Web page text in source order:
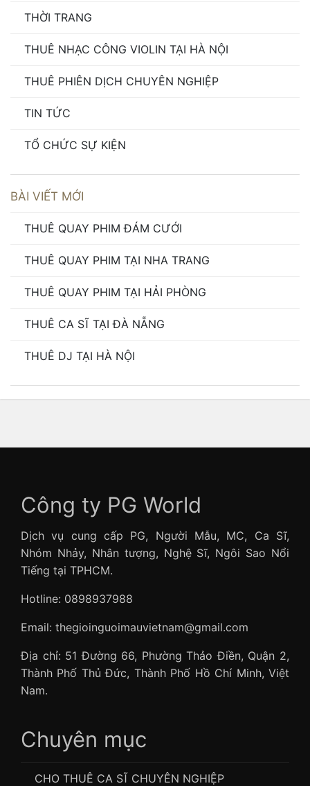
THỜI TRANG
THUÊ NHẠC CÔNG VIOLIN TẠI HÀ NỘI
THUÊ PHIÊN DỊCH CHUYÊN NGHIỆP
TIN TỨC
TỔ CHỨC SỰ KIỆN
BÀI VIẾT MỚI
THUÊ QUAY PHIM ĐÁM CƯỚI
THUÊ QUAY PHIM TẠI NHA TRANG
THUÊ QUAY PHIM TẠI HẢI PHÒNG
THUÊ CA SĨ TẠI ĐÀ NẴNG
THUÊ DJ TẠI HÀ NỘI
Công ty PG World
Dịch vụ cung cấp PG, Người Mẫu, MC, Ca Sĩ,
Nhóm Nhảy, Nhân tượng, Nghệ Sĩ, Ngôi Sao Nổi
Tiếng tại TPHCM.
Hotline: 0898937988
Email: thegioinguoimauvietnam@gmail.com
Địa chỉ: 51 Đường 66, Phường Thảo Điền, Quận 2,
Thành Phố Thủ Đức, Thành Phố Hồ Chí Minh, Việt
Nam.
Chuyên mục
CHO THUÊ CA SĨ CHUYÊN NGHIỆP